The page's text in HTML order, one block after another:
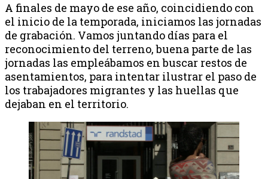
A finales de mayo de ese año, coincidiendo con
el inicio de la temporada, iniciamos las jornadas
de grabación. Vamos juntando días para el
reconocimiento del terreno, buena parte de las
jornadas las empleábamos en buscar restos de
asentamientos, para intentar ilustrar el paso de
los trabajadores migrantes y las huellas que
dejaban en el territorio.